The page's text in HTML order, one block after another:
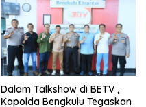
Dalam Talkshow di BETV ,
Kapolda Bengkulu Tegaskan